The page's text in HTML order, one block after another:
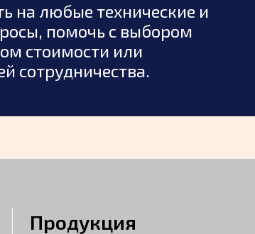
на любые технические и
помочь с выбором
стоимости или
сотрудничества.
Продукция